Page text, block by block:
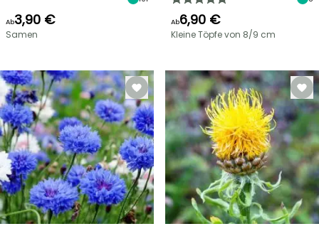
Ab3,90 €
Samen
Ab6,90 €
Kleine Töpfe von 8/9 cm